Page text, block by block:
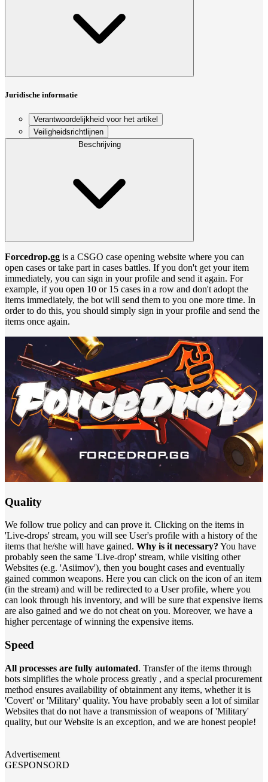
Juridische informatie
Verantwoordelijkheid voor het artikel
Veiligheidsrichtlijnen
Beschrijving
Forcedrop.gg is a CSGO case opening website where you can
open cases or take part in cases battles. If you don't get your item
immediately, you can sign in your profile and send it again. For
example, if you open 10 or 15 cases in a row and don't adopt the
items immediately, the bot will send them to you one more time. In
order to do this, you should simply sign in your profile and send the
items once again.
Quality
We follow true policy and can prove it. Clicking on the items in
'Live-drops' stream, you will see User's profile with a history of the
items that he/she will have gained. Why is it necessary? You have
probably seen the same 'Live-drop' stream, while visiting other
Websites (e.g. 'Asiimov'), then you bought cases and eventually
gained common weapons. Here you can click on the icon of an item
(in the stream) and will be redirected to a User profile, where you
can look through his inventory, and will be sure that expensive items
are also gained and we do not cheat on you. Moreover, we have a
higher percentage of winning the expensive items.
Speed
All processes are fully automated. Transfer of the items through
bots simplifies the whole process greatly , and a special procurement
method ensures availability of obtainment any items, whether it is
'Covert' or 'Military' quality. You have probably seen a lot of similar
Websites that do not have a transmission of weapons of 'Military'
quality, but our Website is an exception, and we are honest people!
Advertisement
GESPONSORD